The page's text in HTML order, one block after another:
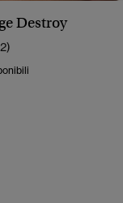
Destroy